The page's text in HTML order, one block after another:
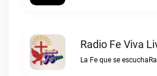
Radio Fe Viva
La Fe que se